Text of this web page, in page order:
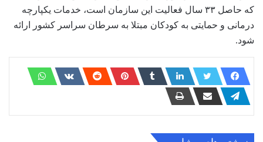
که حاصل ۳۳ سال فعالیت این سازمان است، خدمات یکپارچه
درمانی و حمایتی به کودکان مبتلا به سرطان سراسر کشور ارائه
شود.